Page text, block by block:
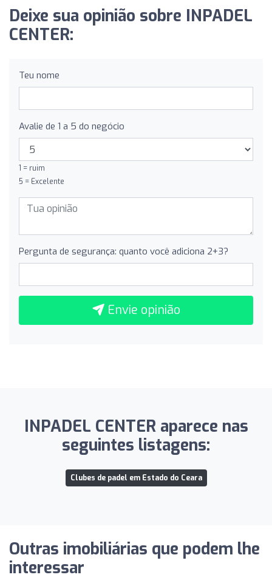
Deixe sua opinião sobre INPADEL
CENTER:
Teu nome
Avalie de 1 a 5 do negócio
1 = ruim
5 = Excelente
Pergunta de segurança: quanto você adiciona 2+3?
Envie opinião
INPADEL CENTER aparece nas
seguintes listagens:
Clubes de padel em Estado do Ceara
Outras imobiliárias que podem lhe
interessar